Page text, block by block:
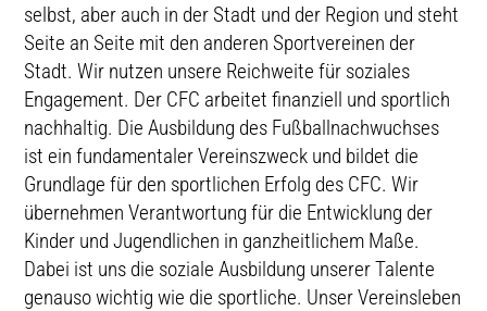
selbst, aber auch in der Stadt und der Region und steht
Seite an Seite mit den anderen Sportvereinen der
Stadt. Wir nutzen unsere Reichweite für soziales
Engagement. Der CFC arbeitet finanziell und sportlich
nachhaltig. Die Ausbildung des Fußballnachwuchses
ist ein fundamentaler Vereinszweck und bildet die
Grundlage für den sportlichen Erfolg des CFC. Wir
übernehmen Verantwortung für die Entwicklung der
Kinder und Jugendlichen in ganzheitlichem Maße.
Dabei ist uns die soziale Ausbildung unserer Talente
genauso wichtig wie die sportliche. Unser Vereinsleben